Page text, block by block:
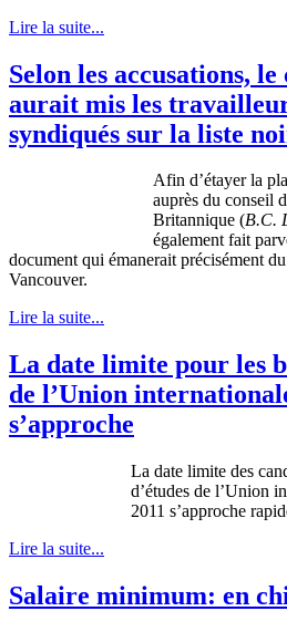
Lire la suite...
Selon les accusations,
aurait mis les
syndiqués sur la liste
Afin d’étayer la
auprès du conseil
Britannique (B.C.
également fait
document qui émanerait précisément
Vancouver.
Lire la suite...
La date limite pour les
de l’Union
s’approche
La date limite des
d’études de l’Union
2011 s’approche
Lire la suite...
Salaire minimum: en